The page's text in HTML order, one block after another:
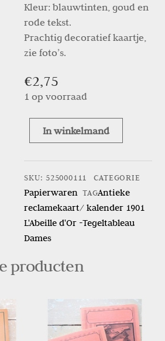
Kleur: blauwtinten, goud en
rode tekst.
Prachtig decoratief kaartje,
zie foto’s.
€2,75
1 op voorraad
Antieke
1901
L'Abeille
d'Or
-
Tegeltableau
Dames
aantal
In winkelmand
SKU:525000111 CATEGORIE
Papierwaren TAGAntieke
reclamekaart/ kalender 1901
L'Abeille d'Or -Tegeltableau
Dames
producten